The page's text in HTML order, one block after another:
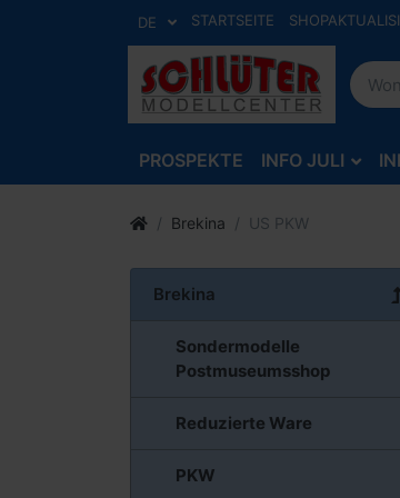
DE STARTSEITE
PROSPEKTE INFO JULI
Brekina US PKW
Brekina
Sondermodelle
Postmuseumsshop
Reduzierte Ware
PKW